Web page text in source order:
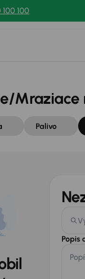
100
Mraziace
Palivo
Popis